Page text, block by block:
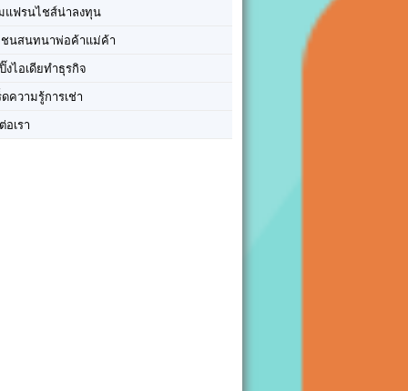
แฟรนไชส์น่าลงทุน
นสนทนาพ่อค้าแม่ค้า
งไอเดียทำธุรกิจ
ดความรู้การเช่า
อเรา